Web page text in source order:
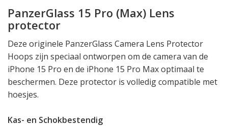
PanzerGlass 15 Pro (Max) Lens
protector
Deze originele PanzerGlass Camera Lens Protector
Hoops zijn speciaal ontworpen om de camera van de
iPhone 15 Pro en de iPhone 15 Pro Max optimaal te
beschermen. Deze protector is volledig compatible met
hoesjes.
Kas- en Schokbestendig